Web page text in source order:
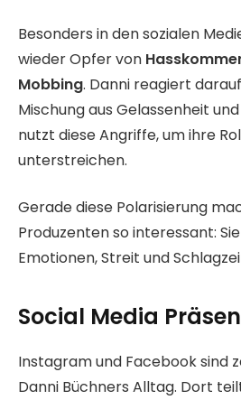
Besonders in den sozialen
wieder Opfer von
Mobbing. Danni reagiert
Mischung aus Gelassenheit
nutzt diese Angriffe, um ihre
unterstreichen.
Gerade diese Polarisierung
Produzenten so interessant:
Emotionen, Streit und
Social Media
Instagram und Facebook sind
Danni Büchners Alltag. Dort